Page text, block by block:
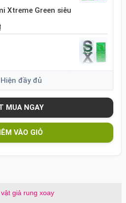
Xtreme Green siêu
White Nhật Bản
siêu mỏng hộp
Charger 10.5W
VÀO GIỎ
giả rung xoay